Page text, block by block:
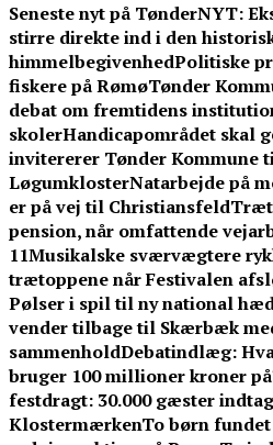
Seneste nyt på TønderNYT:
stirre direkte ind i den
himmelbegivenhedPolitiske
fiskere på RømøTønder
debat om fremtidens
skolerHandicapområdet skal
invitererer Tønder Kommune
LøgumklosterNatarbejde på
er på vej til ChristiansfeldTræt
pension, når omfattende
11Musikalske sværvægtere
trætoppene når Festivalen
Pølser i spil til ny national
vender tilbage til Skærbæk
sammenholdDebatindlæg:
bruger 100 millioner kroner
festdragt: 30.000 gæster
KlostermærkenTo børn